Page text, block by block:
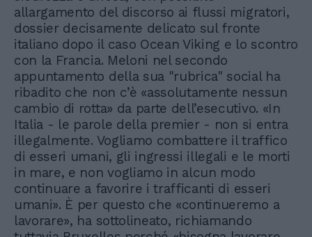
allargamento del discorso ai flussi migratori,
dossier decisamente delicato sul fronte
italiano dopo il caso Ocean Viking e lo scontro
con la Francia. Meloni nel secondo
appuntamento della sua "rubrica" social ha
ribadito che non c’è «assolutamente nessun
cambio di rotta» da parte dell’esecutivo. «In
Italia - le parole della premier - non si entra
illegalmente. Vogliamo combattere il traffico
di esseri umani, gli ingressi illegali e le morti
in mare, e non vogliamo in alcun modo
continuare a favorire i trafficanti di esseri
umani». È per questo che «continueremo a
lavorare», ha sottolineato, richiamando